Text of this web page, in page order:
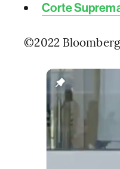
Corte
©2022